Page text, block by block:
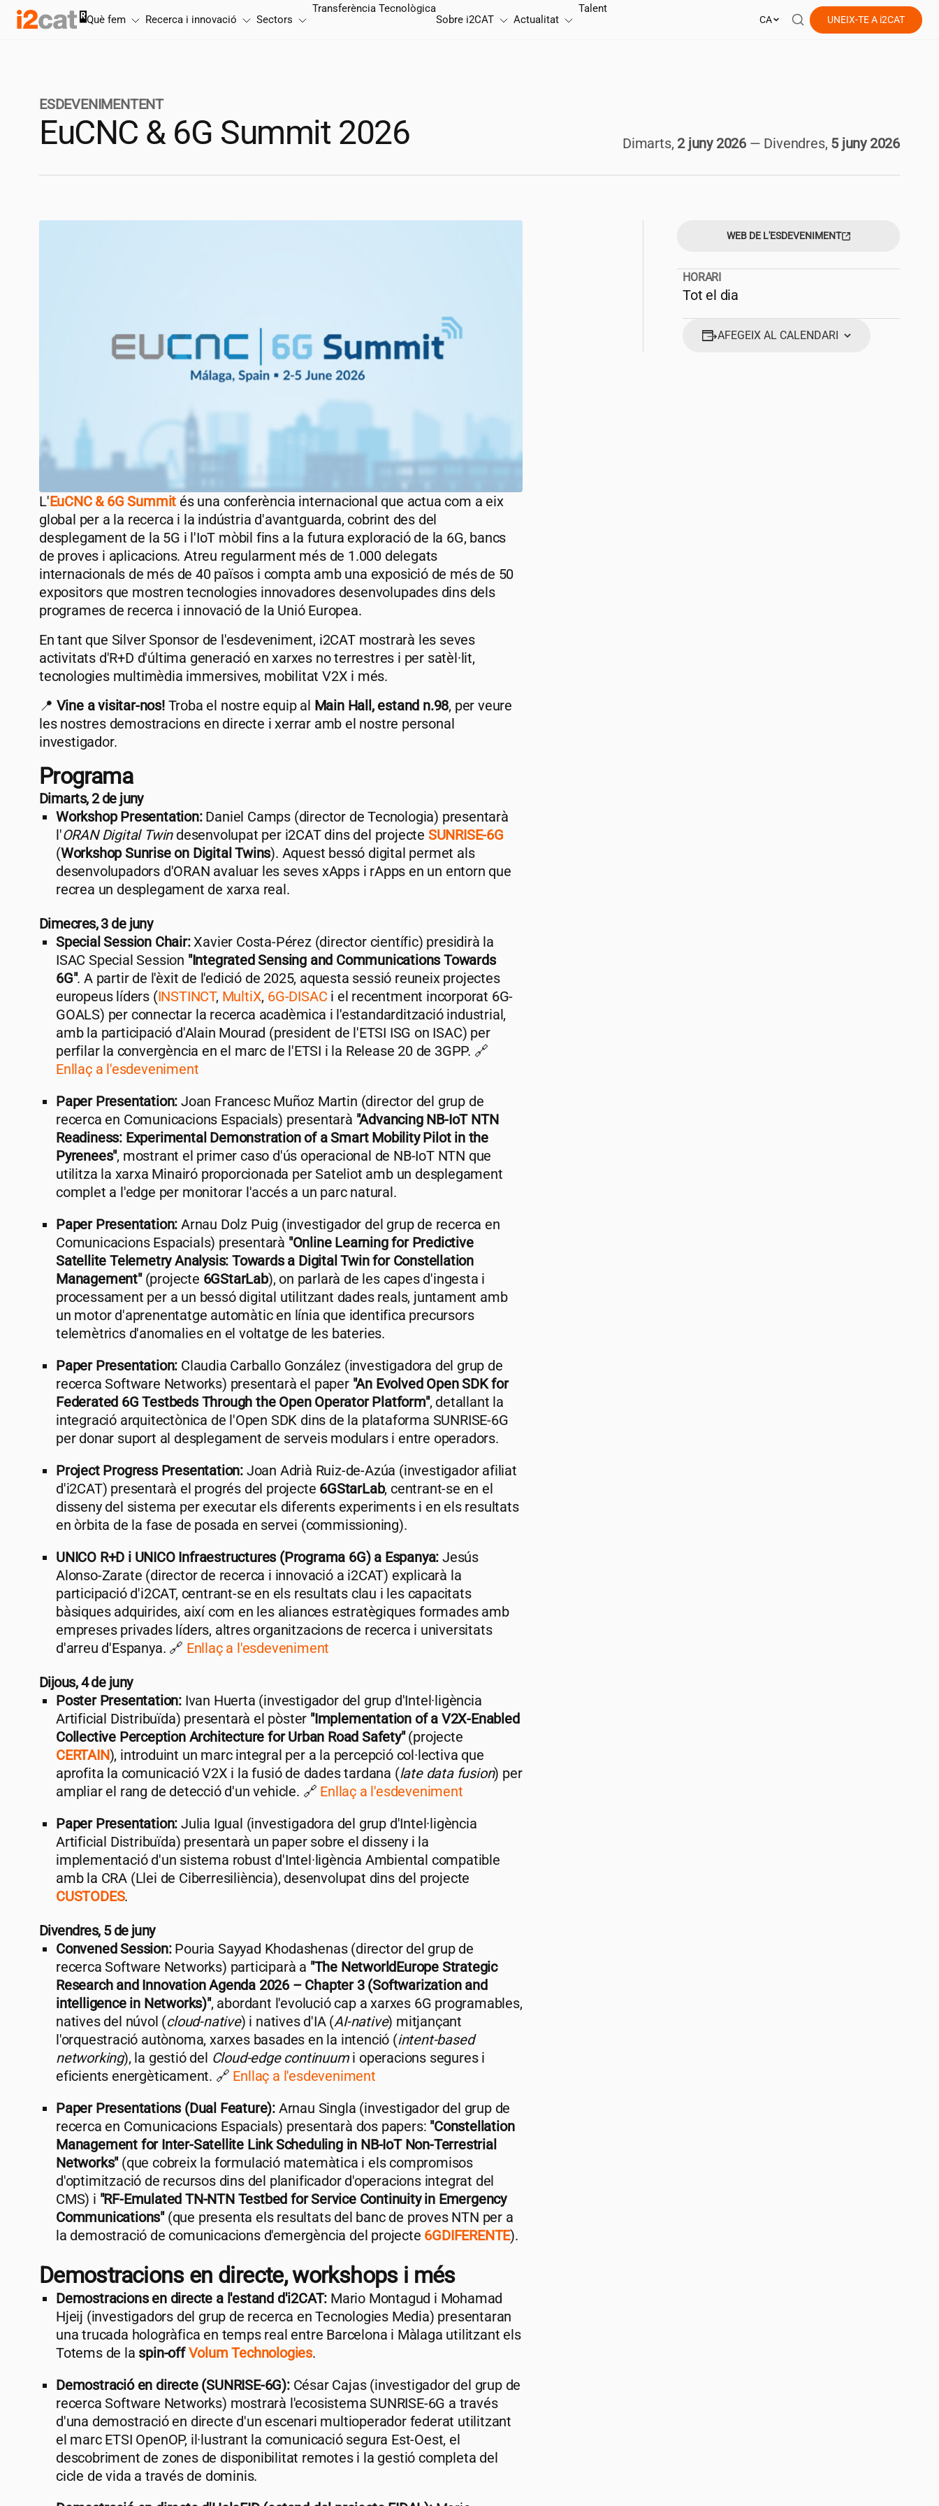
Salta
Què fem Recerca i innovació Sectors
Transferència Tecnològica
Sobre i2CAT Actualitat
Talent
CA UNEIX-TE A i2CAT
ESDEVENIMENTENT
EuCNC & 6G Summit 2026 Dimarts, 2 juny 2026— Divendres, 5 juny 2026
L'EuCNC & 6G Summit és una conferència internacional que actua com a eix
global per a la recerca i la indústria d'avantguarda, cobrint des del
desplegament de la 5G i l'IoT mòbil fins a la futura exploració de la 6G, bancs
de proves i aplicacions. Atreu regularment més de 1.000 delegats
internacionals de més de 40 països i compta amb una exposició de més de 50
expositors que mostren tecnologies innovadores desenvolupades dins dels
programes de recerca i innovació de la Unió Europea.
En tant que Silver Sponsor de l'esdeveniment, i2CATmostrarà les seves
activitats d'R+D d'última generació en xarxes no terrestres i per satèl·lit,
tecnologies multimèdia immersives, mobilitat V2X i més.
📍 Vine a visitar-nos!Troba el nostre equip al Main Hall, estand n.98, per veure
les nostres demostracions en directe i xerrar amb el nostre personal
investigador.
Programa
Dimarts, 2 de juny
Workshop Presentation:Daniel Camps (director de Tecnologia) presentarà
l'ORAN Digital Twindesenvolupat per i2CATdins del projecte SUNRISE-6G
(Workshop Sunrise on Digital Twins). Aquest bessó digital permet als
desenvolupadors d'ORAN avaluar les seves xApps i rApps en un entorn que
recrea un desplegament de xarxa real.
Dimecres, 3 de juny
Special Session Chair:Xavier Costa-Pérez (director científic) presidirà la
ISAC Special Session "Integrated Sensing and Communications Towards
6G". A partir de l'èxit de l'edició de 2025, aquesta sessió reuneix projectes
europeus líders (INSTINCT, MultiX, 6G-DISAC i el recentment incorporat 6G-
GOALS) per connectar la recerca acadèmica i l'estandardització industrial,
amb la participació d'Alain Mourad (president de l'ETSI ISG on ISAC) per
perfilar la convergència en el marc de l'ETSI i la Release 20 de 3GPP. 🔗
Enllaç a l'esdeveniment
Paper Presentation: Joan Francesc Muñoz Martin (director del grup de
recerca en Comunicacions Espacials) presentarà "Advancing NB-IoT NTN
Readiness: Experimental Demonstration of a Smart Mobility Pilot in the
Pyrenees", mostrant el primer caso d'ús operacional de NB-IoT NTN que
utilitza la xarxa Minairó proporcionada per Sateliot amb un desplegament
complet a l'edge per monitorar l'accés a un parc natural.
Paper Presentation: Arnau Dolz Puig (investigador del grup de recerca en
Comunicacions Espacials) presentarà "Online Learning for Predictive
Satellite Telemetry Analysis: Towards a Digital Twin for Constellation
Management"(projecte 6GStarLab), on parlarà de les capes d'ingesta i
processament per a un bessó digital utilitzant dades reals, juntament amb
un motor d'aprenentatge automàtic en línia que identifica precursors
telemètrics d'anomalies en el voltatge de les bateries.
Paper Presentation: Claudia Carballo González (investigadora del grup de
recerca Software Networks) presentarà el paper "An Evolved Open SDK for
Federated 6G Testbeds Through the Open Operator Platform", detallant la
integració arquitectònica de l'Open SDK dins de la plataforma SUNRISE-6G
per donar suport al desplegament de serveis modulars i entre operadors.
Project Progress Presentation: Joan Adrià Ruiz-de-Azúa (investigador afiliat
d'i2CAT) presentarà el progrés del projecte 6GStarLab, centrant-se en el
disseny del sistema per executar els diferents experiments i en els resultats
en òrbita de la fase de posada en servei (commissioning).
UNICO R+D i UNICO Infraestructures (Programa 6G) a Espanya: Jesús
Alonso-Zarate (director de recerca i innovació a i2CAT) explicarà la
participació d'i2CAT, centrant-se en els resultats clau i les capacitats
bàsiques adquirides, així com en les aliances estratègiques formades amb
empreses privades líders, altres organitzacions de recerca i universitats
d'arreu d'Espanya. 🔗 Enllaç a l'esdeveniment
Dijous, 4 de juny
Poster Presentation: Ivan Huerta (investigador del grup d'Intel·ligència
Artificial Distribuïda) presentarà el pòster "Implementation of a V2X-Enabled
Collective Perception Architecture for Urban Road Safety"(projecte
CERTAIN), introduint un marc integral per a la percepció col·lectiva que
aprofita la comunicació V2X i la fusió de dades tardana (late data fusion) per
ampliar el rang de detecció d'un vehicle. 🔗 Enllaç a l'esdeveniment
Paper Presentation: Julia Igual (investigadora del grup d'Intel·ligència
Artificial Distribuïda) presentarà un paper sobre el disseny i la
implementació d'un sistema robust d'Intel·ligència Ambiental compatible
amb la CRA (Llei de Ciberresiliència), desenvolupat dins del projecte
CUSTODES.
Divendres, 5 de juny
Convened Session:Pouria Sayyad Khodashenas (director del grup de
recerca Software Networks) participarà a "The NetworldEurope Strategic
Research and Innovation Agenda 2026 – Chapter 3 (Softwarization and
intelligence in Networks)", abordant l'evolució cap a xarxes 6G programables,
natives del núvol (cloud-native) i natives d'IA (AI-native) mitjançant
l'orquestració autònoma, xarxes basades en la intenció (intent-based
networking), la gestió del Cloud-edge continuumi operacions segures i
eficients energèticament. 🔗 Enllaç a l'esdeveniment
Paper Presentations (Dual Feature): Arnau Singla (investigador del grup de
recerca en Comunicacions Espacials) presentarà dos papers: "Constellation
Management for Inter-Satellite Link Scheduling in NB-IoT Non-Terrestrial
Networks"(que cobreix la formulació matemàtica i els compromisos
d'optimització de recursos dins del planificador d'operacions integrat del
CMS) i "RF-Emulated TN-NTN Testbed for Service Continuity in Emergency
Communications"(que presenta els resultats del banc de proves NTN per a
la demostració de comunicacions d'emergència del projecte 6GDIFERENTE).
Demostracions en directe, workshops i més
Demostracions en directe a l'estand d'i2CAT: Mario Montagud i Mohamad
Hjeij (investigadors del grup de recerca en Tecnologies Media) presentaran
una trucada hologràfica en temps real entre Barcelona i Màlaga utilitzant els
Totems de la spin-offVolum Technologies.
Demostració en directe (SUNRISE-6G):César Cajas (investigador del grup de
recerca Software Networks) mostrarà l'ecosistema SUNRISE-6G a través
d'una demostració en directe d'un escenari multioperador federat utilitzant
el marc ETSI OpenOP, il·lustrant la comunicació segura Est-Oest, el
descobriment de zones de disponibilitat remotes i la gestió completa del
cicle de vida a través de dominis.
WEB DE L'ESDEVENIMENT
HORARI
Tot el dia
AFEGEIX AL CALENDARI